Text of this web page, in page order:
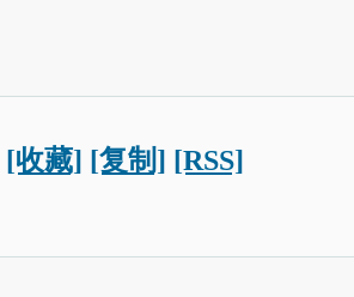
[收藏] [复制] [RSS]